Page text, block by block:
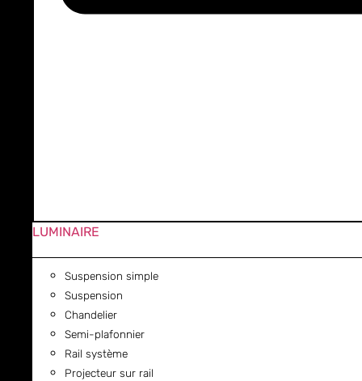
LUMINAIRE
Suspension simple
Suspension
Chandelier
Semi-plafonnier
Rail système
Projecteur sur rail